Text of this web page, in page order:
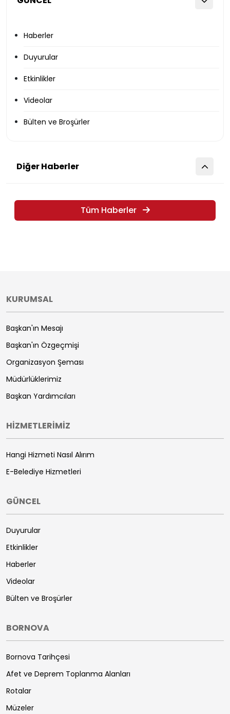
Haberler
Duyurular
Etkinlikler
Videolar
Bülten ve Broşürler
Diğer Haberler
Tüm Haberler
KURUMSAL
Başkan'ın Mesajı
Başkan'ın Özgeçmişi
Organizasyon Şeması
Müdürlüklerimiz
Başkan Yardımcıları
HİZMETLERİMİZ
Hangi Hizmeti Nasıl Alırım
E-Belediye Hizmetleri
GÜNCEL
Duyurular
Etkinlikler
Haberler
Videolar
Bülten ve Broşürler
BORNOVA
Bornova Tarihçesi
Afet ve Deprem Toplanma Alanları
Rotalar
Müzeler